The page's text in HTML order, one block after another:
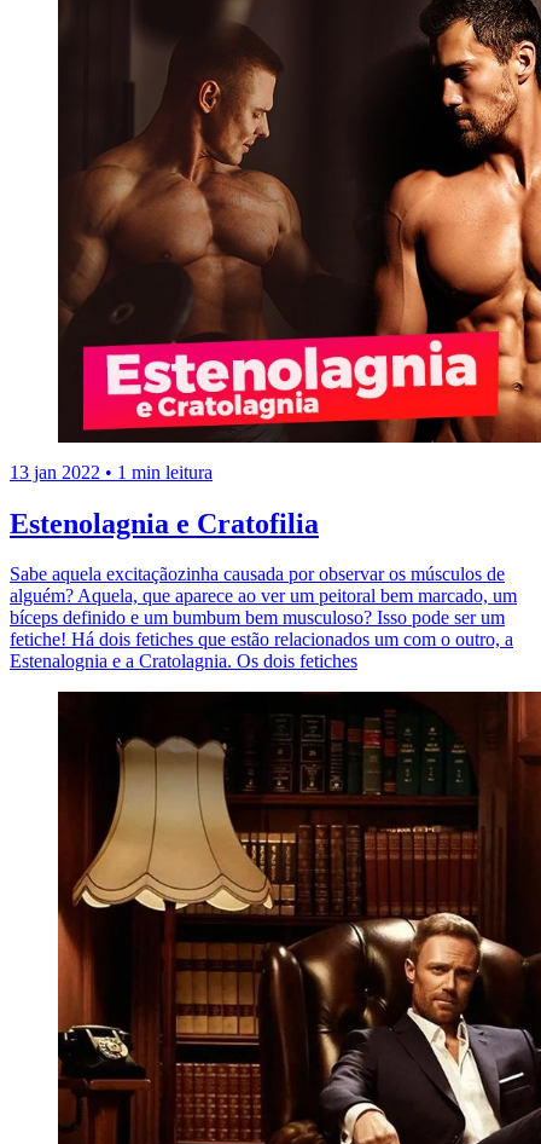
13 jan 2022 • 1 min leitura
Estenolagnia e Cratofilia
Sabe aquela excitaçãozinha causada por observar os músculos de
alguém? Aquela, que aparece ao ver um peitoral bem marcado, um
bíceps definido e um bumbum bem musculoso? Isso pode ser um
fetiche! Há dois fetiches que estão relacionados um com o outro, a
Estenalognia e a Cratolagnia. Os dois fetiches